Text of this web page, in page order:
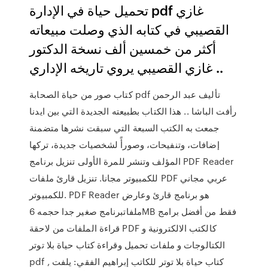
تحميل حياة في الإدارة pdf غازي
القصيبي في كتابه الذي وصلت مبيعاته
أكثر من خمسين ألف نسخة الدكتور
غازي القصيبي يروي تاريخه الإداري ..
كتاب صور من حياة الصحابة pdf تأليف عبد الرحمن
رأفت الباشا .. هذا الكتاب بطبيعته الجديدة التي بين ايدنا
جمعت به الكتب السبعة التي سبقت نشرها متضمنة
إضافات، وتنفيحات، وصورأً لشخصيات جديدة، تركها
المؤلف وتنشر للمرة الأولى تنزيل برنامج PDF Reader
للكمبيوتر مجانا. تنزيل قارئ ملفات PDF عربي مجاني
للكمبيوتر. PDF Reader هو برنامج قارئ وعارض
ملفاتبرنامج صغير جدا حجمه 6MB فقط من أفضل برامج
قراءة الملفات من لاحقة PDF كالكتب الالكترونية و
الكتالوجات و ملفات تحميل وقراءة كتاب حياة بلا توتر
pdf , كتاب حياة بلا توتر للكاتب إبراهيم الفقي: يلفت